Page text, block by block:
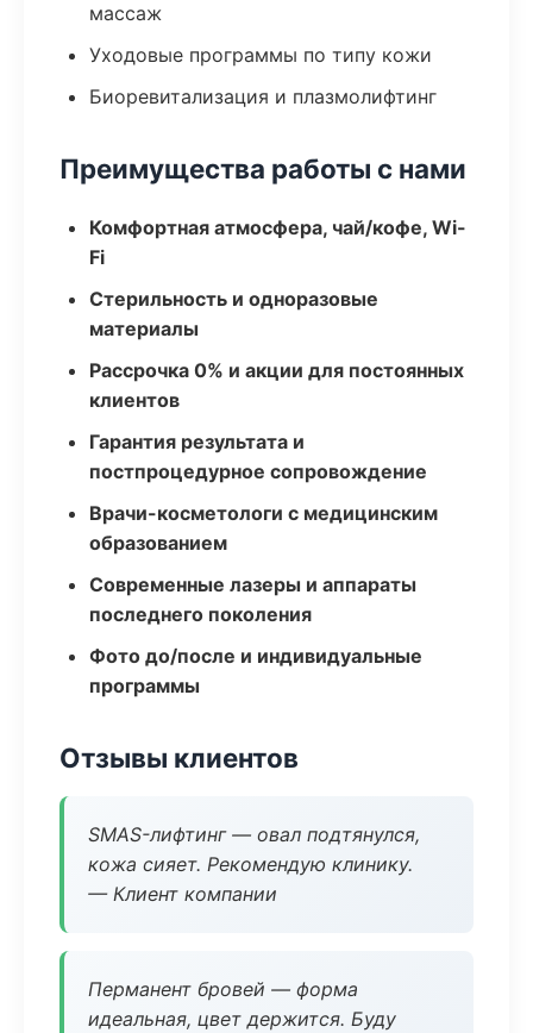
массаж
Уходовые программы по типу кожи
Биоревитализация и плазмолифтинг
Преимущества работы с нами
Комфортная атмосфера, чай/кофе, Wi-
Fi
Стерильность и одноразовые
материалы
Рассрочка 0% и акции для постоянных
клиентов
Гарантия результата и
постпроцедурное сопровождение
Врачи-косметологи с медицинским
образованием
Современные лазеры и аппараты
последнего поколения
Фото до/после и индивидуальные
программы
Отзывы клиентов
SMAS-лифтинг — овал подтянулся,
кожа сияет. Рекомендую клинику.
— Клиент компании
Перманент бровей — форма
идеальная, цвет держится. Буду